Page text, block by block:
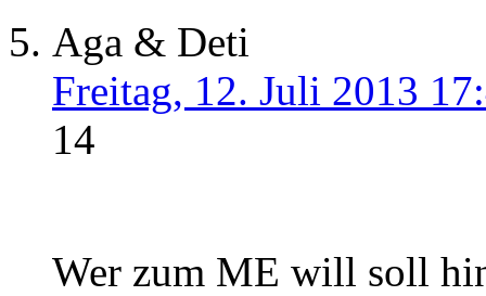
Aga & Deti
Freitag, 12. Juli 2013
14
Wer zum ME will soll